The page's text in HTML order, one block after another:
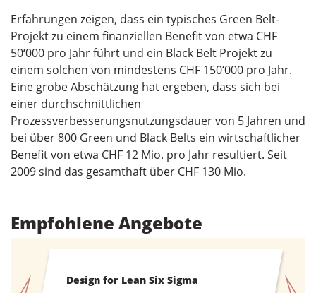
Erfahrungen zeigen, dass ein typisches Green Belt-
Projekt zu einem finanziellen Benefit von etwa CHF
50‘000 pro Jahr führt und ein Black Belt Projekt zu
einem solchen von mindestens CHF 150‘000 pro Jahr.
Eine grobe Abschätzung hat ergeben, dass sich bei
einer durchschnittlichen
Prozessverbesserungsnutzungsdauer von 5 Jahren und
bei über 800 Green und Black Belts ein wirtschaftlicher
Benefit von etwa CHF 12 Mio. pro Jahr resultiert. Seit
2009 sind das gesamthaft über CHF 130 Mio.
Empfohlene Angebote
Design for Lean Six Sigma